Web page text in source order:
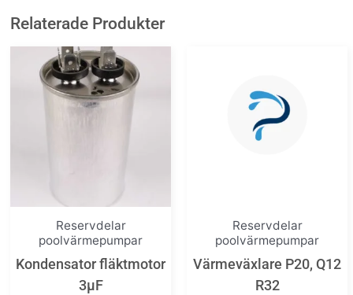
Relaterade Produkter
Reservdelar
poolvärmepumpar
Kondensator fläktmotor
3µF
Reservdelar
poolvärmepumpar
Värmeväxlare P20, Q12
R32